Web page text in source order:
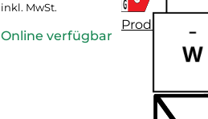
inkl. MwSt.
Online verfügbar